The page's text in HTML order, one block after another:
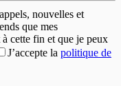
nouvelles et
que mes
cette fin et que je peux
J’accepte la politique de